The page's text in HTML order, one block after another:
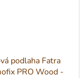
podlaha Fatra
PRO Wood -